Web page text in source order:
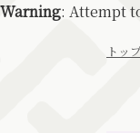
Warning: Attempt
トッ